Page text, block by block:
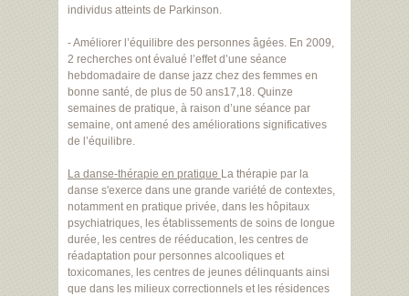
individus atteints de Parkinson.
- Améliorer l’équilibre des personnes âgées. En 2009,
2 recherches ont évalué l’effet d’une séance
hebdomadaire de danse jazz chez des femmes en
bonne santé, de plus de 50 ans17,18. Quinze
semaines de pratique, à raison d’une séance par
semaine, ont amené des améliorations significatives
de l’équilibre.
La danse-thérapie en pratique La thérapie par la
danse s'exerce dans une grande variété de contextes,
notamment en pratique privée, dans les hôpitaux
psychiatriques, les établissements de soins de longue
durée, les centres de rééducation, les centres de
réadaptation pour personnes alcooliques et
toxicomanes, les centres de jeunes délinquants ainsi
que dans les milieux correctionnels et les résidences